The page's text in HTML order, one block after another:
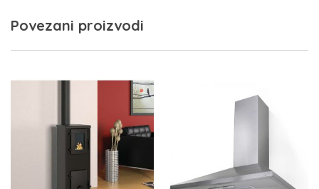
Povezani proizvodi